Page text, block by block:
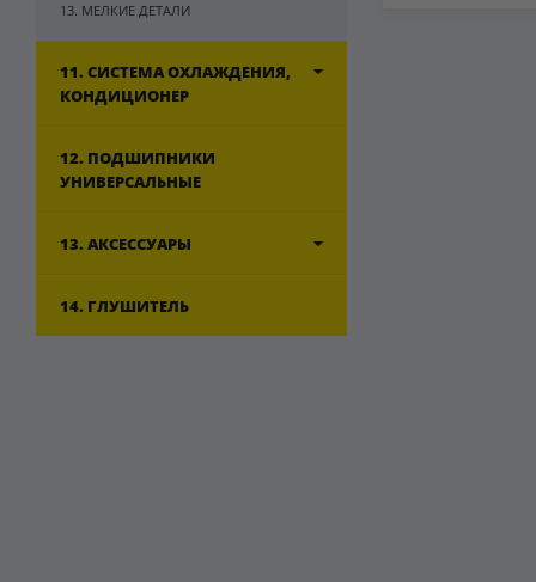
13. МЕЛКИЕ ДЕТАЛИ
11. СИСТЕМА ОХЛАЖДЕНИЯ,
КОНДИЦИОНЕР
12. ПОДШИПНИКИ
УНИВЕРСАЛЬНЫЕ
13. АКСЕССУАРЫ
14. ГЛУШИТЕЛЬ